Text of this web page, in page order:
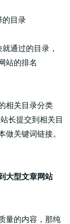
的目录
通过的目录，
站的排名
相关目录分类
长提交到相关目
做关键词链接。
大型文章网站
量的内容，那纯